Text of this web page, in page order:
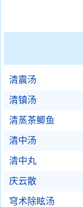
清震汤
清镇汤
清蒸茶鲫鱼
清中汤
清中丸
庆云散
穹术除眩汤